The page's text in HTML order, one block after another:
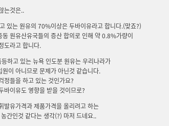
는것은..
있는 원유의 70%이상은 두바이유라고 합니다.(맞죠?)
동 원유산유국들의 증산 합의로 인해 약 0.8%가량이
도라고 합니다.
하고 있는 뉴욕 인도분 원유는 우리나라가
이 아니므로 문제가 아닌것 같습니다.
정들을 하고 있는 것인가요?
바이유도 영향을 받을 것이므로?
발유가격과 제품가격을 올리려고 하는
간인것 같다는 생각(?) 마저 드네요..